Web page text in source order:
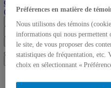
Centre d'études sur
(CEAP UQAM)
Menu
Chercher dans ce site Chercher
Préférences en matière de
Nous utilisons des témoins
informations qui nous permettent
le site, de vous proposer des
statistiques de fréquentation, etc.
choix en sélectionnant «